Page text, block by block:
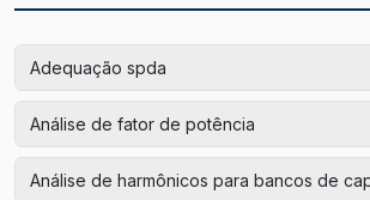
Adequação spda
Análise de fator de potência
Análise de harmônicos para bancos de